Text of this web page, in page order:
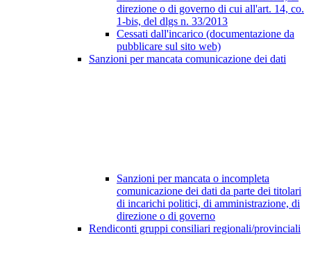
direzione o di governo di cui all'art. 14, co.
1-bis, del dlgs n. 33/2013
Cessati dall'incarico (documentazione da
pubblicare sul sito web)
Sanzioni per mancata comunicazione dei dati
Sanzioni per mancata o incompleta
comunicazione dei dati da parte dei titolari
di incarichi politici, di amministrazione, di
direzione o di governo
Rendiconti gruppi consiliari regionali/provinciali